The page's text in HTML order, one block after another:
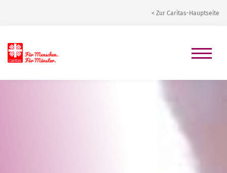
< Zur Caritas-Hauptseite